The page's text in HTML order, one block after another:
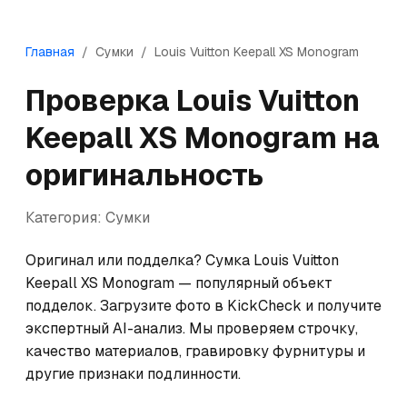
Главная / Сумки / Louis Vuitton Keepall XS Monogram
Проверка Louis Vuitton
Keepall XS Monogram на
оригинальность
Категория: Сумки
Оригинал или подделка? Сумка Louis Vuitton
Keepall XS Monogram — популярный объект
подделок. Загрузите фото в KickCheck и получите
экспертный AI-анализ. Мы проверяем строчку,
качество материалов, гравировку фурнитуры и
другие признаки подлинности.